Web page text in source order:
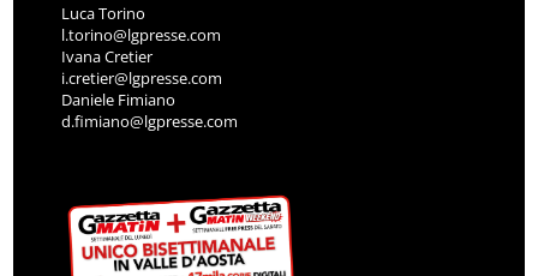
Luca Torino
l.torino@lgpresse.com
Ivana Cretier
i.cretier@lgpresse.com
Daniele Fimiano
d.fimiano@lgpresse.com